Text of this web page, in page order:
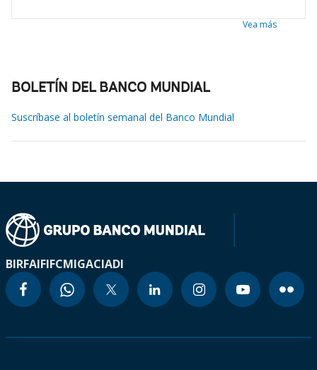
Vea más
BOLETÍN DEL BANCO MUNDIAL
Suscríbase al boletín semanal del Banco Mundial
BIRFAIFIFCMIGACIADI